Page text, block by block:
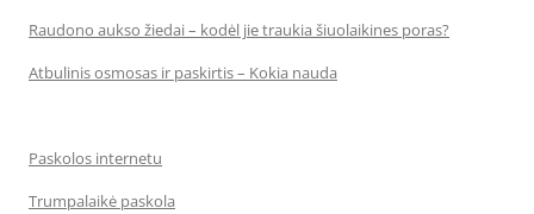
Raudono aukso žiedai – kodėl jie traukia šiuolaikines poras?
Atbulinis osmosas ir paskirtis – Kokia nauda
Paskolos internetu
Trumpalaikė paskola